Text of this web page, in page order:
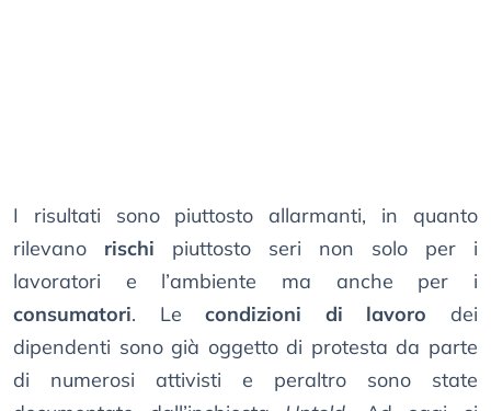
I risultati sono piuttosto allarmanti, in quanto
rilevano rischi piuttosto seri non solo per i
lavoratori e l’ambiente ma anche per i
consumatori. Lecondizioni di lavoro dei
dipendenti sono già oggetto di protesta da parte
di numerosi attivisti e peraltro sono state